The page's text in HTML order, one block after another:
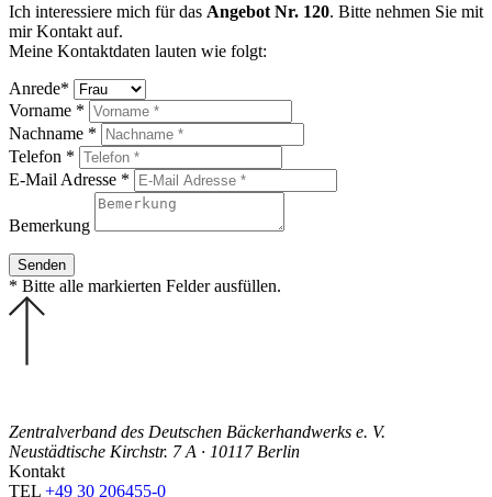
Ich interessiere mich für das Angebot Nr. 120. Bitte nehmen Sie mit
mir Kontakt auf.
Meine Kontaktdaten lauten wie folgt:
Anrede*
Vorname *
Nachname *
Telefon *
E-Mail Adresse *
Bemerkung
* Bitte alle markierten Felder ausfüllen.
Zentralverband des Deutschen Bäckerhandwerks e. V.
Neustädtische Kirchstr. 7 A · 10117 Berlin
Kontakt
TEL +49 30 206455-0